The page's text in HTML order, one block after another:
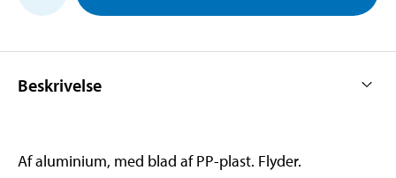
Beskrivelse
Af aluminium, med blad af PP-plast. Flyder.